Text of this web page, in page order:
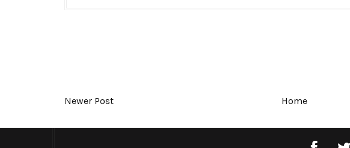
Newer Post Home